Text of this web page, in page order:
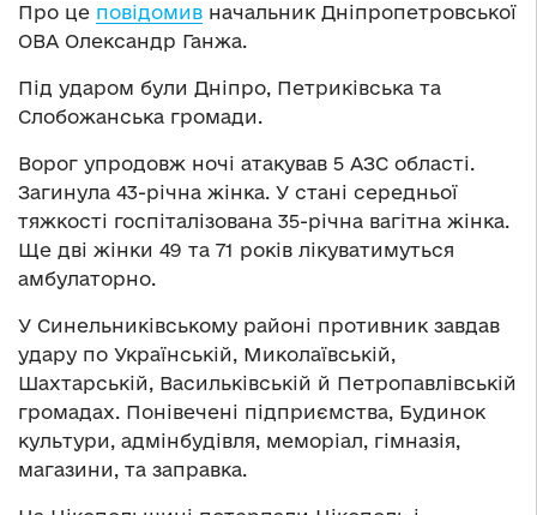
Про це повідомив начальник Дніпропетровської
ОВА Олександр Ганжа.
Під ударом були Дніпро, Петриківська та
Слобожанська громади.
Ворог упродовж ночі атакував 5 АЗС області.
Загинула 43-річна жінка. У стані середньої
тяжкості госпіталізована 35-річна вагітна жінка.
Ще дві жінки 49 та 71 років лікуватимуться
амбулаторно.
У Синельниківському районі противник завдав
удару по Українській, Миколаївській,
Шахтарській, Васильківській й Петропавлівській
громадах. Понівечені підприємства, Будинок
культури, адмінбудівля, меморіал, гімназія,
магазини, та заправка.